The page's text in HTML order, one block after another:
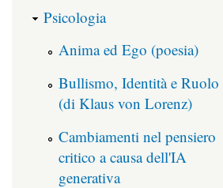
Psicologia
Anima ed Ego (poesia)
Bullismo, Identità e Ruolo
(di Klaus von Lorenz)
Cambiamenti nel pensiero
critico a causa dell'IA
generativa